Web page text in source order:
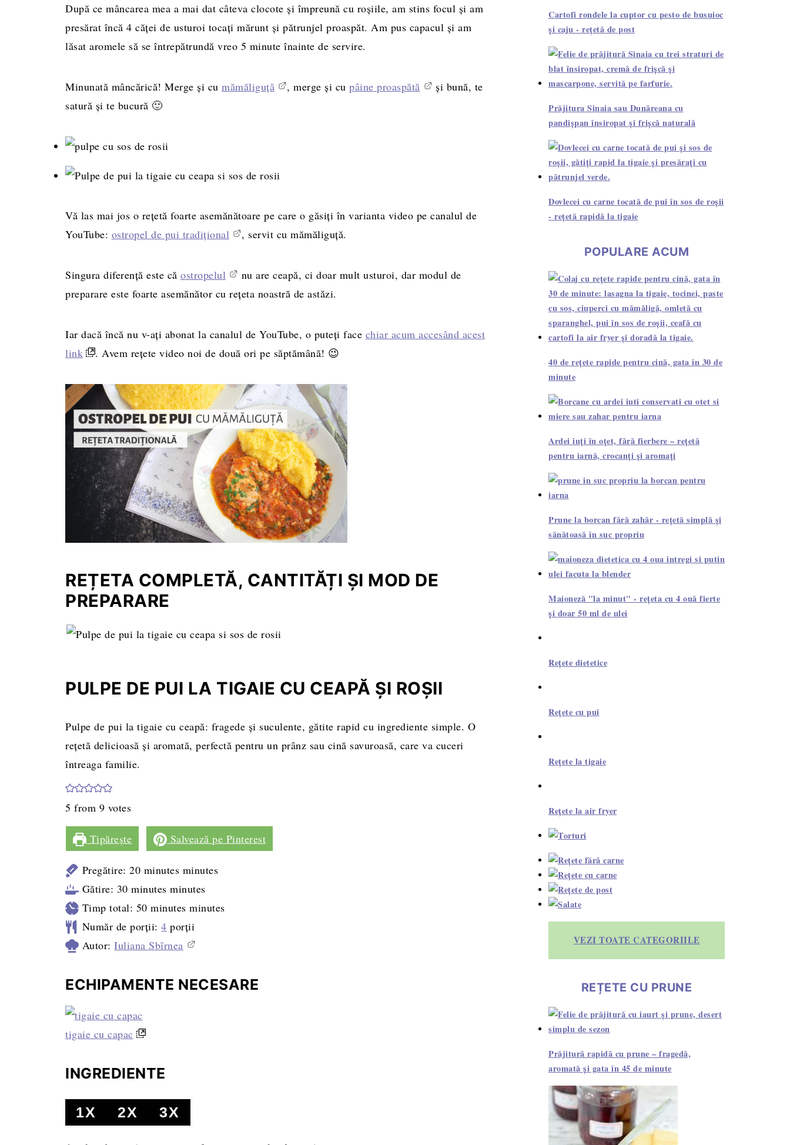
După ce mâncarea mea a mai dat câteva clocote și împreună cu roșiile, am stins focul și am
presărat încă 4 căței de usturoi tocați mărunt și pătrunjel proaspăt. Am pus capacul și am
lăsat aromele să se întrepătrundă vreo 5 minute înainte de servire.
Minunată mâncărică! Merge și cu mămăliguță , merge și cu pâine proaspătă
și bună, te
satură și te bucură 🙂
Vă las mai jos o rețetă foarte asemănătoare pe care o găsiți în varianta video pe canalul de
YouTube: ostropel de pui tradițional , servit cu mămăliguță.
Singura diferență este că ostropelul
nu are ceapă, ci doar mult usturoi, dar modul de
preparare este foarte asemănător cu rețeta noastră de astăzi.
Iar dacă încă nu v-ați abonat la canalul de YouTube, o puteți face chiar acum accesând acest
link
. Avem rețete video noi de două ori pe săptămână! 😉
REȚETA COMPLETĂ, CANTITĂȚI ȘI MOD DE
PREPARARE
PULPE DE PUI LA TIGAIE CU CEAPĂ ȘI ROȘII
Pulpe de pui la tigaie cu ceapă: fragede și suculente, gătite rapid cu ingrediente simple. O
rețetă delicioasă și aromată, perfectă pentru un prânz sau cină savuroasă, care va cuceri
întreaga familie.
5 from 9 votes
Tipărește Salvează pe Pinterest
Pregătire:20 minutes minutes
Gătire: 30 minutes minutes
Timp total: 50 minutes minutes
Număr de porții:4 porții
Autor:Iuliana Sbîrnea
ECHIPAMENTE NECESARE
tigaie cu capac
INGREDIENTE
1X 2X 3X
Cartofi rondele la cuptor cu pesto de busuioc
și caju - rețetă de post
Prăjitura Sinaia sau Dunăreana cu
pandișpan însiropat și frișcă naturală
Dovlecei cu carne tocată de pui în sos de roșii
- rețetă rapidă la tigaie
POPULARE ACUM
40 de rețete rapide pentru cină, gata în 30 de
minute
Ardei iuți în oțet, fără fierbere – rețetă
pentru iarnă, crocanți și aromați
Prune la borcan fără zahăr - rețetă simplă și
sănătoasă în suc propriu
Maioneză "la minut" - rețeta cu 4 ouă fierte
și doar 50 ml de ulei
Rețete dietetice
Rețete cu pui
Rețete la tigaie
Rețete la air fryer
VEZI TOATE CATEGORIILE
REȚETE CU PRUNE
Prăjitură rapidă cu prune – fragedă,
aromată și gata în 45 de minute